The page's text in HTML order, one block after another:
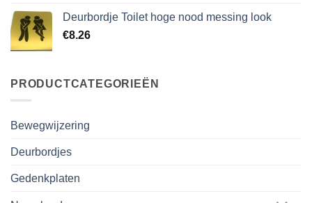
Deurbordje Toilet hoge nood messing look
€8.26
PRODUCTCATEGORIEËN
Bewegwijzering
Deurbordjes
Gedenkplaten